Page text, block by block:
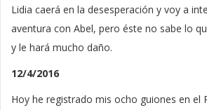
Lidia caerá en la desesperación y voy a
aventura con Abel, pero éste no sabe lo
y le hará mucho daño.
12/4/2016
Hoy he registrado mis ocho guiones en el